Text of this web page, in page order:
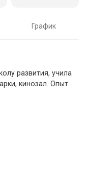
График
развития, учила
кинозал. Опыт